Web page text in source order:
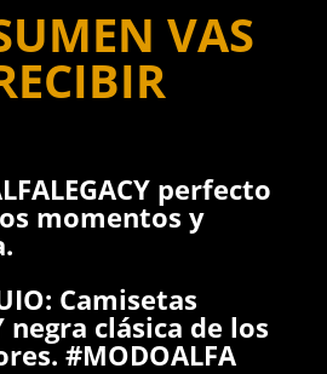
VAS
perfecto
momentos y
Camisetas
negra clásica de los
#MODOALFA